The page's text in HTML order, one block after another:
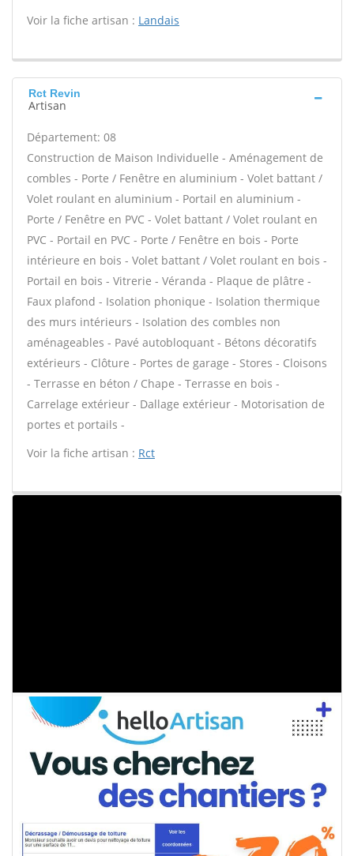
Voir la fiche artisan : Landais
Rct Revin
Artisan
Département: 08
Construction de Maison Individuelle - Aménagement de
combles - Porte / Fenêtre en aluminium - Volet battant /
Volet roulant en aluminium - Portail en aluminium -
Porte / Fenêtre en PVC - Volet battant / Volet roulant en
PVC - Portail en PVC - Porte / Fenêtre en bois - Porte
intérieure en bois - Volet battant / Volet roulant en bois -
Portail en bois - Vitrerie - Véranda - Plaque de plâtre -
Faux plafond - Isolation phonique - Isolation thermique
des murs intérieurs - Isolation des combles non
aménageables - Pavé autobloquant - Bétons décoratifs
extérieurs - Clôture - Portes de garage - Stores - Cloisons
- Terrasse en béton / Chape - Terrasse en bois -
Carrelage extérieur - Dallage extérieur - Motorisation de
portes et portails -
Voir la fiche artisan : Rct